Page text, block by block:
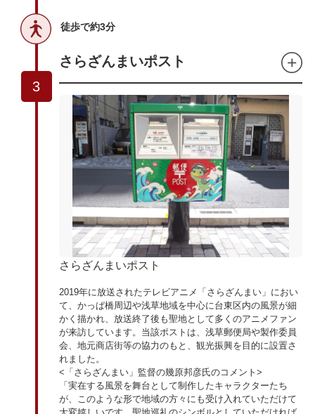
徒歩で約3分
3
さらざんまいポスト
さらざんまいポスト
2019年に放送されたテレビアニメ「さらざんまい」におい
て、かっぱ橋周辺や浅草地域を中心に台東区内の風景が細
かく描かれ、放送終了後も聖地として多くのアニメファン
が来訪しています。当該ポストは、浅草郵便局や製作委員
会、地元商店街等の協力のもと、観光振興を目的に設置さ
れました。
<「さらざんまい」監督の幾原邦彦氏のコメント>
「実在する風景を舞台として制作したキャラクターたち
が、このような形で地域の方々にも受け入れていただけて